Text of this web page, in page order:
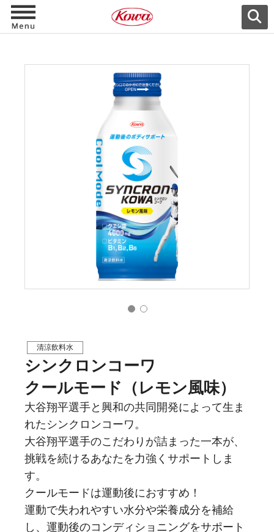
清涼飲料水
シンクロンコーワ
クールモード（レモン風味）
大谷翔平選手と興和の共同開発によって生ま
れたシンクロンコーワ。
大谷翔平選手のこだわりが詰まった一本が、
挑戦を続けるあなたを力強くサポートしま
す。
クールモードは運動後におすすめ！
運動で失われやすい水分や栄養成分を補給
し、運動後のコンディショニングをサポート